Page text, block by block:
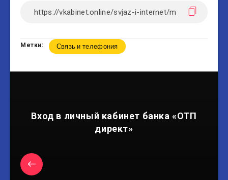
Метки: Связь и телефония
Вход в личный кабинет банка «ОТП
директ»